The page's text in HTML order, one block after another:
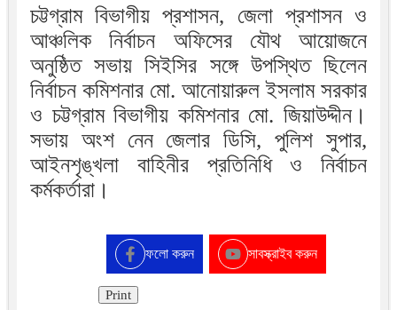
চট্টগ্রাম বিভাগীয় প্রশাসন, জেলা প্রশাসন ও
আঞ্চলিক নির্বাচন অফিসের যৌথ আয়োজনে
অনুষ্ঠিত সভায় সিইসির সঙ্গে উপস্থিত ছিলেন
নির্বাচন কমিশনার মো. আনোয়ারুল ইসলাম সরকার
ও চট্টগ্রাম বিভাগীয় কমিশনার মো. জিয়াউদ্দীন।
সভায় অংশ নেন জেলার ডিসি, পুলিশ সুপার,
আইনশৃঙ্খলা বাহিনীর প্রতিনিধি ও নির্বাচন
কর্মকর্তারা।
ফলো করুন সাবস্ক্রাইব করুন
Print